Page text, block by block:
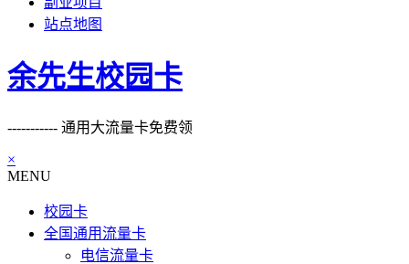
站点地图
余先生校园卡
----------- 通用大流量卡免费领
×
MENU
校园卡
全国通用流量卡
电信流量卡